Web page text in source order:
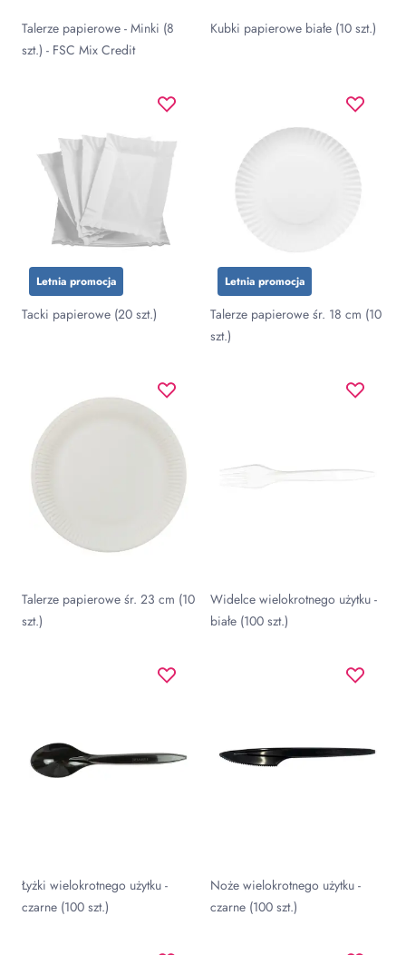
Talerze papierowe - Minki (8
szt.) - FSC Mix Credit
Kubki papierowe białe (10 szt.)
Letnia promocja
Tacki papierowe (20 szt.)
Letnia promocja
Talerze papierowe śr. 18 cm (10
szt.)
Talerze papierowe śr. 23 cm (10
szt.)
Widelce wielokrotnego użytku -
białe (100 szt.)
Łyżki wielokrotnego użytku -
czarne (100 szt.)
Noże wielokrotnego użytku -
czarne (100 szt.)